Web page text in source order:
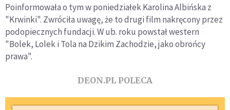
Poinformowała o tym w poniedziałek Karolina Albińska z
"Krwinki". Zwróciła uwagę, że to drugi film nakręcony przez
podopiecznych fundacji. W ub. roku powstał western
"Bolek, Lolek i Tola na Dzikim Zachodzie, jako obrońcy
prawa".
DEON.PL POLECA